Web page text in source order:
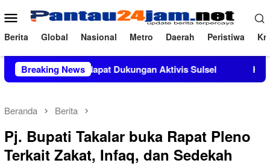
ke
konten
Menu
Mobile
Berita Global Nasional Metro Daerah Peristiwa
Breaking News
Mendapat Dukungan Aktivis Sulsel Kapolres
Beranda Berita
Pj. Bupati Takalar buka Rapat Pleno
Terkait Zakat, Infaq, dan Sedekah